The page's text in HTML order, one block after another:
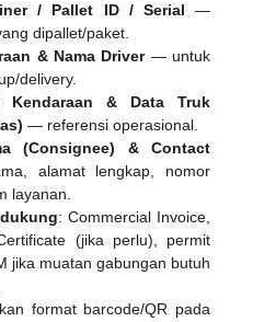
/ Pallet ID / Serial —
dipallet/paket.
& Nama Driver— untuk
delivery.
Kendaraan & Data Truk
— referensi operasional.
(Consignee) & Contact
alamat lengkap, nomor
layanan.
: Commercial Invoice,
(jika perlu), permit
jika muatan gabungan butuh
format barcode/QR pada